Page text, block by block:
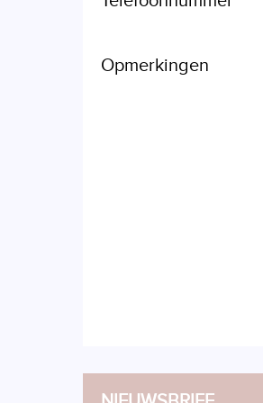
Opmerkingen